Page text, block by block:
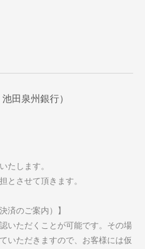
田泉州銀行）
たします。
とさせて頂きます。
済のご案内）】
いただくことが可能です。その場
いただきますので、お客様には仮